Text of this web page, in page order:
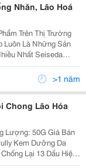
Nhăn, Lão Hoá
Trên Thị Trường
Luôn Là Những Sản
Nhất Seiseda
Da Cao Cấp Cua
>1 năm
Chong Lão Hóa
Lại 13 Dấu Hiệu